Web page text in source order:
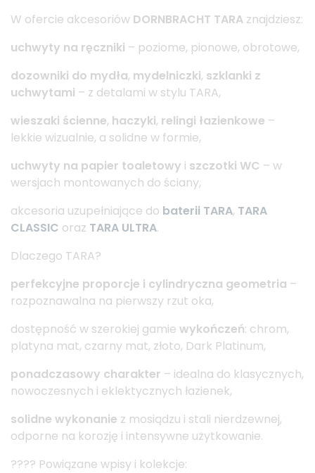
W ofercie akcesoriów DORNBRACHT TARA znajdziesz:
uchwyty na ręczniki – poziome, pionowe, obrotowe,
dozowniki do mydła, mydelniczki, szklanki z
uchwytami – z detalami w stylu TARA,
wieszaki ścienne, haczyki, relingi łazienkowe –
lekkie wizualnie, a solidne w formie,
uchwyty na papier toaletowy i szczotki WC – w
wersjach montowanych do ściany,
akcesoria uzupełniające do baterii TARA, TARA
CLASSIC oraz TARA ULTRA.
Dlaczego TARA?
perfekcyjne proporcje i cylindryczna geometria –
rozpoznawalna na pierwszy rzut oka,
dostępność w szerokiej gamie wykończeń: chrom,
platyna mat, czarny mat, złoto, Dark Platinum,
ponadczasowy charakter – idealna do klasycznych,
nowoczesnych i eklektycznych łazienek,
solidne wykonanie z mosiądzu i stali nierdzewnej,
odporne na korozję i intensywne użytkowanie.
???? Powiązane wpisy i kolekcje: